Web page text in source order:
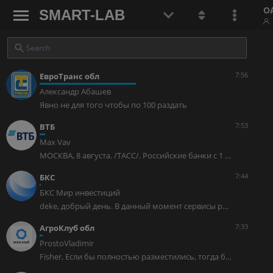
SMART-LAB
ЕвроТранс обл
Александр Абашев
Явно не для того чтобы по 100 раздать
7:56
ВТБ
Max Vav
МОСКВА, 8 августа. /ТАСС/. Российские банки с 1 марта 2027 года будут отказывать клиентам в переводе денег, если на их устройстве обнаружено вредоносное программное обеспечение (ПО), следует из Федерального закона № 210-ФЗ от 26 июня 2026 года, опубликованном на официальном интернет-портале правовой информации. tass.ru/ekonomika/27994407 Народ неспроста выгребает наличку из банков рекордными темпами...
7:53
БКС
БКС Мир инвестиций
deke, добрый день. В данный момент сервисы работают в штатном режиме, рекомендуем почистить кеш в настройках приложения. И если ситуация сохранится, пожалуйста, обратитесь к нам на ящик ifs@bcs.ru или в чат поддержки и отправьте системный отчет. Обязательно разберемся и поможем.
7:44
АгроКлуб обл
ProstoVladimir
Fisher, Если бы полностью разместились, тогда бы у эмитента 100% через год произошёл бы дефолт(компания небольшая), а так для зернового маркетплейса, два миллиона в месяц это копейки, я думаю именно поэтому цена и взлетела под +60 У меня в портфеле ещё имеется облигация «Прогресс» вот там первый выпуск разместился под 100% а второй только на 35% ну там и заёмная сумма большая, думаю поэтому первый выпуск(25%) торгуется +2.4 рубля.
7:33